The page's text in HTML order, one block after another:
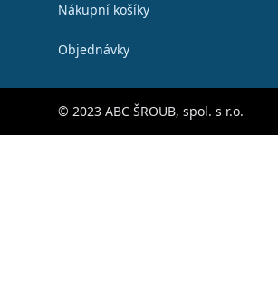
Nákupní košíky
Objednávky
© 2023 ABC ŠROUB, spol. s r.o.